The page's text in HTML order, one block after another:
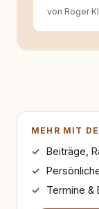
von Roger
MEHR MIT
Beiträge,
Termine &